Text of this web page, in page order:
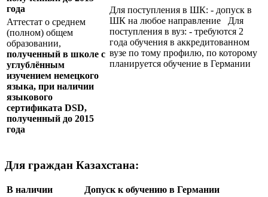
года
Для поступления в ШК: - допуск в
ШК на любое направление Для
поступления в вуз: - требуются 2
года обучения в аккредитованном
вузе по тому профилю, по которому
планируется обучение в Германии
Аттестат о среднем
(полном) общем
образовании,
полученный в школе с
углублённым
изучением немецкого
языка, при наличии
языкового
сертификата DSD,
полученный до 2015
года
Для граждан Казахстана:
В наличии
Допуск к обучению в Германии